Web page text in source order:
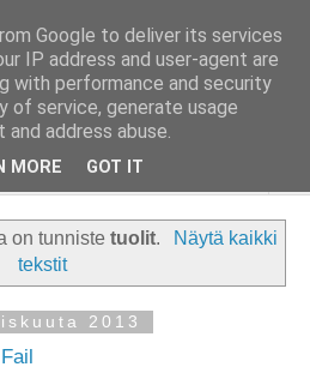
] [ Haaveilee ] [ Reissaa ]
on tunnistetuolit.
Näytä kaikki
tekstit
2013
Google to deliver its services
IP address and user-agent are
with performance and security
of service, generate usage
address abuse.
MORE GOT IT